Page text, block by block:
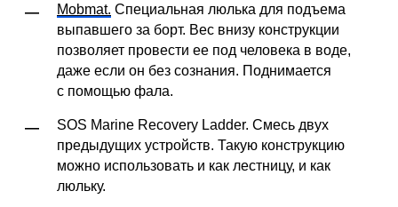
— Mobmat. Специальная люлька для подъема
выпавшего за борт. Вес внизу конструкции
позволяет провести ее под человека в воде,
даже если он без сознания. Поднимается
с помощью фала.
—
SOS Marine Recovery Ladder. Смесь двух
предыдущих устройств. Такую конструкцию
можно использовать и как лестницу, и как
люльку.